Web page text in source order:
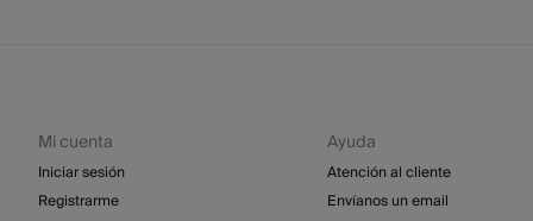
Mi cuenta
Iniciar sesión
Registrarme
Ayuda
Atención al cliente
Envíanos un email